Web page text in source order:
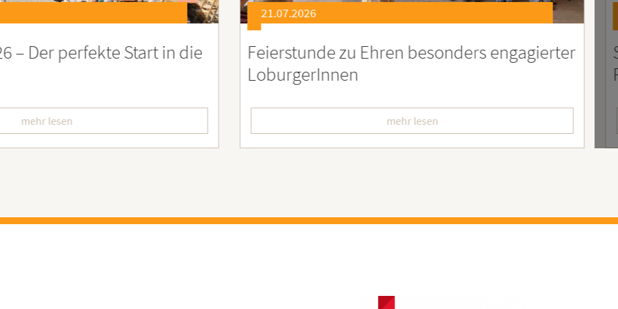
zu Ehren besonders engagierter
Soziales Engagement für
Ruanda – Wir sind dabei!